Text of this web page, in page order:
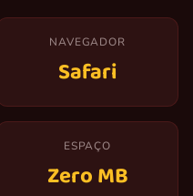
NAVEGADOR
Safari
ESPAÇO
Zero MB